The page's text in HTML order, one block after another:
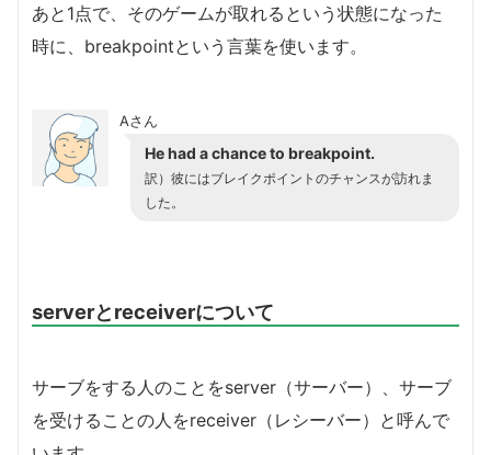
あと1点で、そのゲームが取れるという状態になった
時に、breakpointという言葉を使います。
Aさん
He had a chance to breakpoint.
訳）彼にはブレイクポイントのチャンスが訪れま
した。
serverとreceiverについて
サーブをする人のことをserver（サーバー）、サーブ
を受けることの人をreceiver（レシーバー）と呼んで